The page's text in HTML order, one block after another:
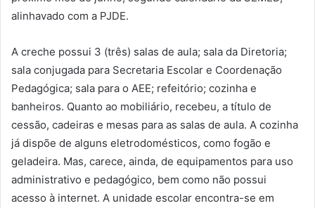
alinhavado com a PJDE.
A creche possui 3 (três) salas de aula; sala da Diretoria;
sala conjugada para Secretaria Escolar e Coordenação
Pedagógica; sala para o AEE; refeitório; cozinha e
banheiros. Quanto ao mobiliário, recebeu, a título de
cessão, cadeiras e mesas para as salas de aula. A cozinha
já dispõe de alguns eletrodomésticos, como fogão e
geladeira. Mas, carece, ainda, de equipamentos para uso
administrativo e pedagógico, bem como não possui
acesso à internet. A unidade escolar encontra-se em